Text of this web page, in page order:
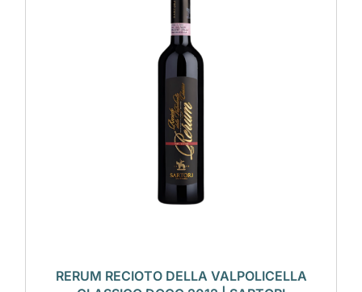
RERUM RECIOTO DELLA VALPOLICELLA